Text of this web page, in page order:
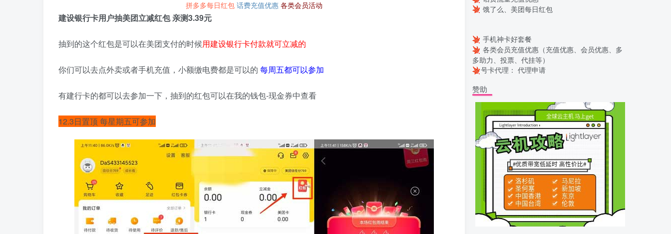
拼多多每日红包 话费充值优惠 各类会员活动
建设银行卡用户抽美团立减红包 亲测3.39元
抽到的这个红包是可以在美团支付的时候用建设银行卡付款就可立减的
你们可以去点外卖或者手机充值，小额缴电费都是可以的 每周五都可以参加
有建行卡的都可以去参加一下，抽到的红包可以在我的钱包-现金券中查看
12.3日置顶 每星期五可参加
饿了么、美团每日红包
手机神卡好套餐
各类会员充值优惠（充值优惠、会员优惠、多
多助力、投票、代挂等）
号卡代理： 代理申请
赞助